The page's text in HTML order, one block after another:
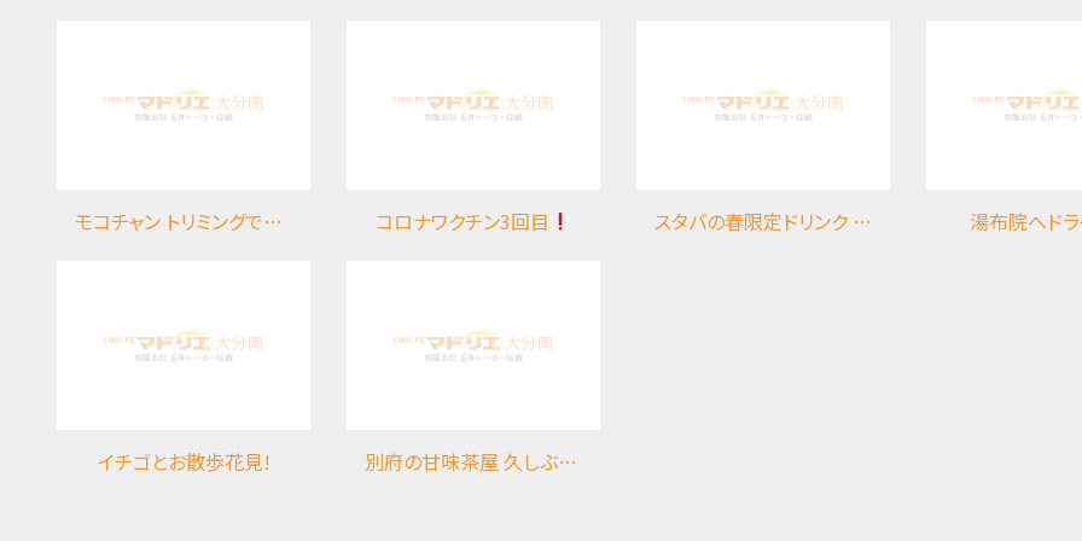
モコチャン トリミングですっきりしてきました(#^.^#) コロナワクチン3回目 スタバの春限定ドリンク さくらストロベリー白玉 湯布院へド
イチゴとお散歩花見! 別府の甘味茶屋 久しぶりに行ってきました～(*^-^*)